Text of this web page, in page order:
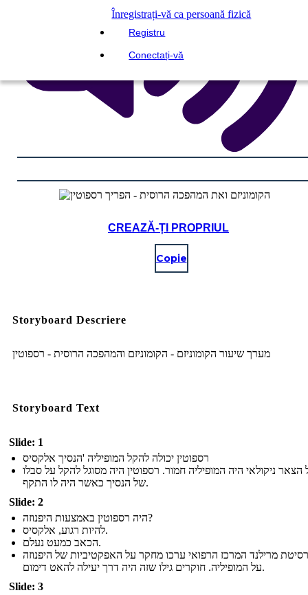
Înregistrați-vă ca persoană fizică
Registru
Conectați-vă
CREAZĂ-ȚI PROPRIUL
Copie
Storyboard Descriere
מערך שיעור הקומוניזם - הקומוניזם והמהפכה הרוסית - רספוטין
Storyboard Text
Slide: 1
רספוטין יכולה להקל המופיליה 'הנסיך אלקסיס
הצאר ניקולאי היה המופיליה חמור. רספוטין היה מסוגל להקל על סבלו
של הנסיך כאשר היה לו התקף.
Slide: 2
היה רספוטין באמצעות היפנוזה?
להיות רגוע, אלקסיס.
הכאב כמעט נעלם.
מרילנד המרכז הרפואי ערכו מחקר על האפקטיביות של היפנוזה
על המופיליה. חוקרים גילו שזה היה דרך יעילה להאט דימום.
Slide: 3